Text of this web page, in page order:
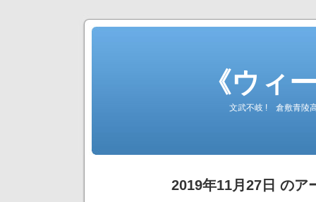
《ウィ
文武不岐 ! 倉敷青陵
2019年11月27日 のア